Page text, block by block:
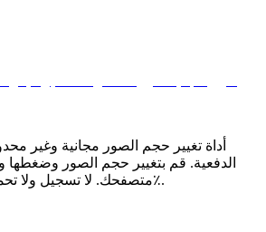
أداة تغيير حجم الصور مجانية وغير
الدفعية. قم بتغيير حجم الصور وضغطها
متصفحك. لا تسجيل ولا تحميلات - آمن وخاص 100٪.